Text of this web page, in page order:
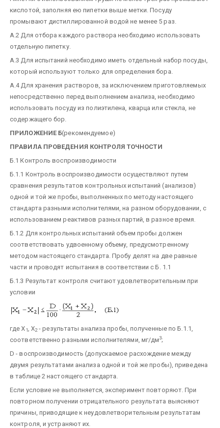
кислотой, заполняя ею пипетки выше метки. Посуду
промывают дистиллированной водой не менее 5 раз.
А.2 Для отбора каждого раствора необходимо использовать
отдельную пипетку.
A.3 Для испытаний необходимо иметь отдельный набор посуды,
который используют только для определения бора.
А.4 Для хранения растворов, за исключением приготовляемых
непосредственно перед выполнением анализа, необходимо
использовать посуду из полиэтилена, кварца или стекла, не
содержащего бор.
ПРИЛОЖЕНИЕ Б(рекомендуемое)
ПРАВИЛА ПРОВЕДЕНИЯ КОНТРОЛЯ ТОЧНОСТИ
Б.1 Контроль воспроизводимости
Б.1.1 Контроль воспроизводимости осуществляют путем
сравнения результатов контрольных испытаний (анализов)
одной и той же пробы, выполненных по методу настоящего
стандарта разными исполнителями, на разном оборудовании, с
использованием реактивов разных партий, в разное время.
Б.1.2 Для контрольных испытаний объем пробы должен
соответствовать удвоенному объему, предусмотренному
методом настоящего стандарта. Пробу делят на две равные
части и проводят испытания в соответствии с Б. 1.1
Б.1.3 Результат контроля считают удовлетворительным при
условии
где Х1 , X2 - результаты анализа пробы, полученные по Б.1.1,
соответственно разными исполнителями, мг/дм3;
D - воспроизводимость (допускаемое расхождение между
двумя результатами анализа одной и той же пробы), приведена
в таблице 2 настоящего стандарта.
Если условие не выполняется, эксперимент повторяют. При
повторном получении отрицательного результата выясняют
причины, приводящие к неудовлетворительным результатам
контроля, и устраняют их.